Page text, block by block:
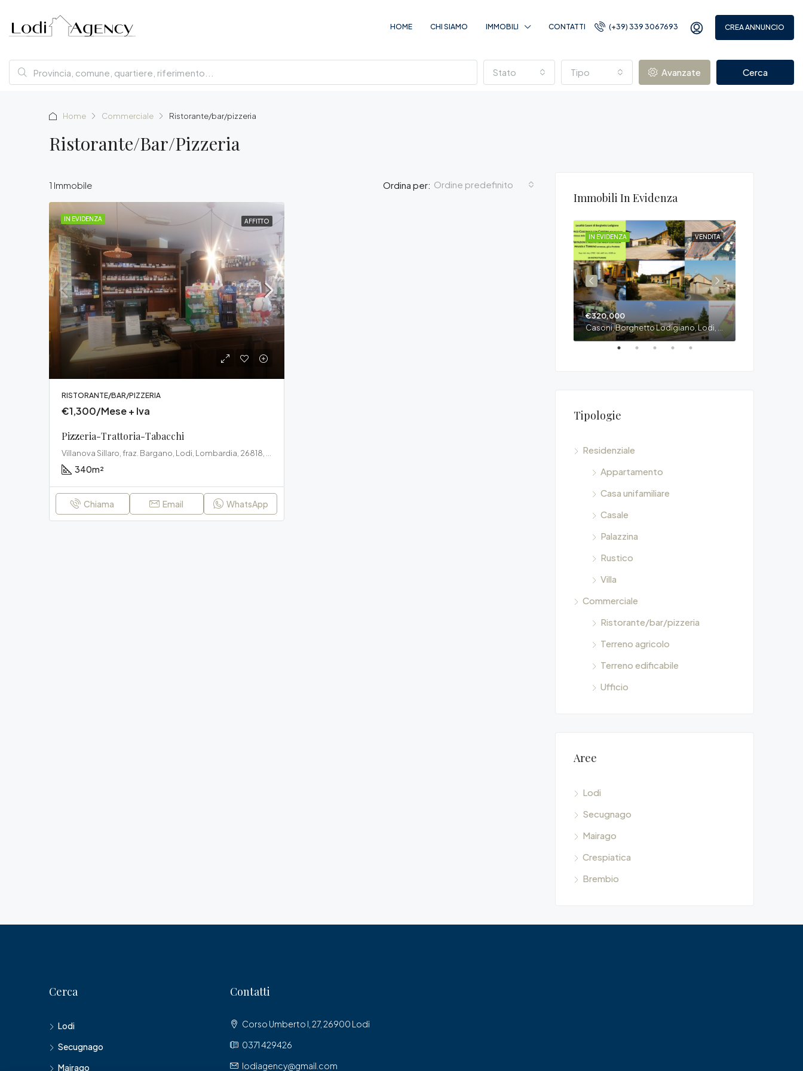
HOME CHI SIAMO IMMOBILI CONTATTI (+39) 339 3067693 CREA ANNUNCIO
Stato Tipo Avanzate Cerca
Home Commerciale Ristorante/bar/pizzeria
Ristorante/bar/pizzeria
1 Immobile Ordina per: Ordine predefinito
IN EVIDENZA AFFITTO
RISTORANTE/BAR/PIZZERIA
€1,300/Mese + Iva
Pizzeria-Trattoria-Tabacchi
340m²
Chiama Email WhatsApp
Immobili In Evidenza
VENDITA
IN EVIDENZA
€320,000
Casoni, Borghetto Lodigiano, Lodi, Lombardia, 20078, Italia
Tipologie
Residenziale
Appartamento
Casa unifamiliare
Casale
Palazzina
Rustico
Villa
Commerciale
Ristorante/bar/pizzeria
Terreno agricolo
Terreno edificabile
Ufficio
Aree
Lodi
Secugnago
Mairago
Crespiatica
Brembio
Cerca
Lodi
Secugnago
Mairago
Contatti
Corso Umberto I, 27, 26900 Lodi
0371 429426
lodiagency@gmail.com